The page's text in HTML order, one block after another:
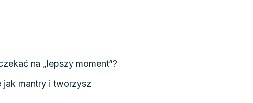
na „lepszy moment”?
jak mantry i tworzysz